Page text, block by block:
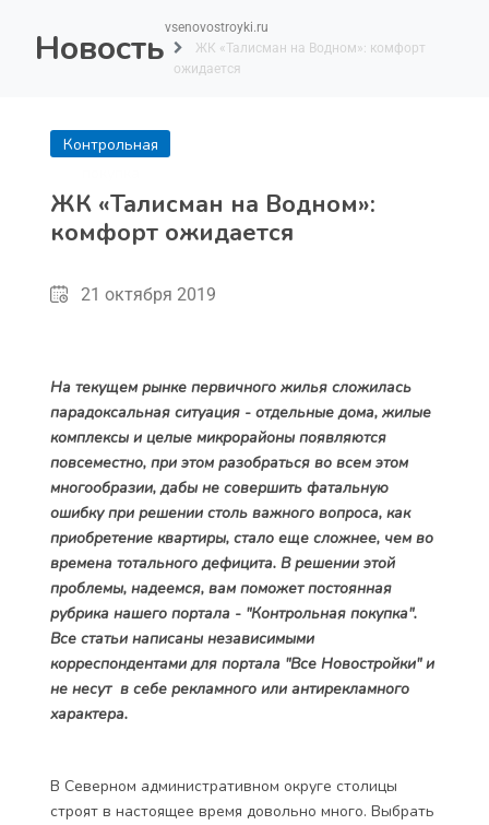
Новостьvsenovostroyki.ru
ЖК «Талисман на Водном»: комфорт
ожидается
Контрольная
ЖК «Талисман на Водном»:
комфорт ожидается
21 октября 2019
На текущем рынке первичного жилья сложилась
парадоксальная ситуация - отдельные дома, жилые
комплексы и целые микрорайоны появляются
повсеместно, при этом разобраться во всем этом
многообразии, дабы не совершить фатальную
ошибку при решении столь важного вопроса, как
приобретение квартиры, стало еще сложнее, чем во
времена тотального дефицита. В решении этой
проблемы, надеемся, вам поможет постоянная
рубрика нашего портала - "Контрольная покупка".
Все статьи написаны независимыми
корреспондентами для портала "Все Новостройки" и
не несут в себе рекламного или антирекламного
характера.
В Северном административном округе столицы
строят в настоящее время довольно много. Выбрать